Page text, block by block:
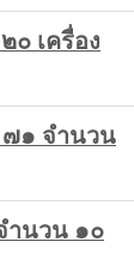
๐ เครื่อง
๑ จำนวน
ำนวน ๑๐